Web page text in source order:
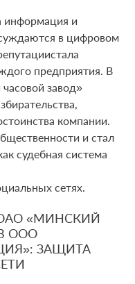
и
в цифровом
предприятия. В
завод»
компании.
и стал
судебная система
сетях.
«МИНСКИЙ
ООО
ЗАЩИТА